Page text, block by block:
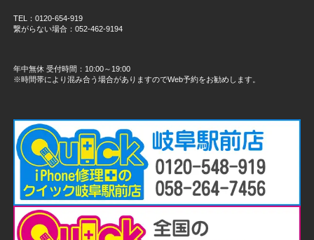
TEL：0120-654-919
繋がらない場合：052-462-9194
年中無休 受付時間：10:00～19:00
※時間帯により混み合う場合がありますのでWeb予約をお勧めします。